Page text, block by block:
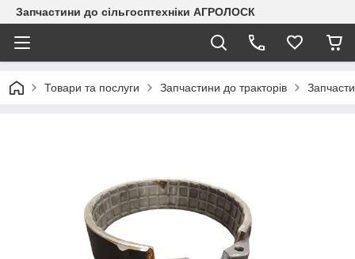
Запчастини до сільгосптехніки АГРОЛОСК
Товари та послуги Запчастини до тракторів